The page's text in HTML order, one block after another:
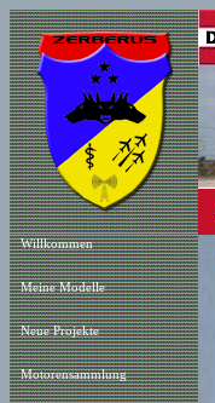
Willkommen
Meine Modelle
Neue Projekte
Motorensammlung